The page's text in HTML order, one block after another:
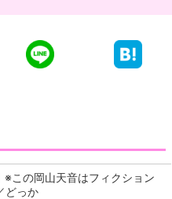
※この岡山天音はフィクション
どっか